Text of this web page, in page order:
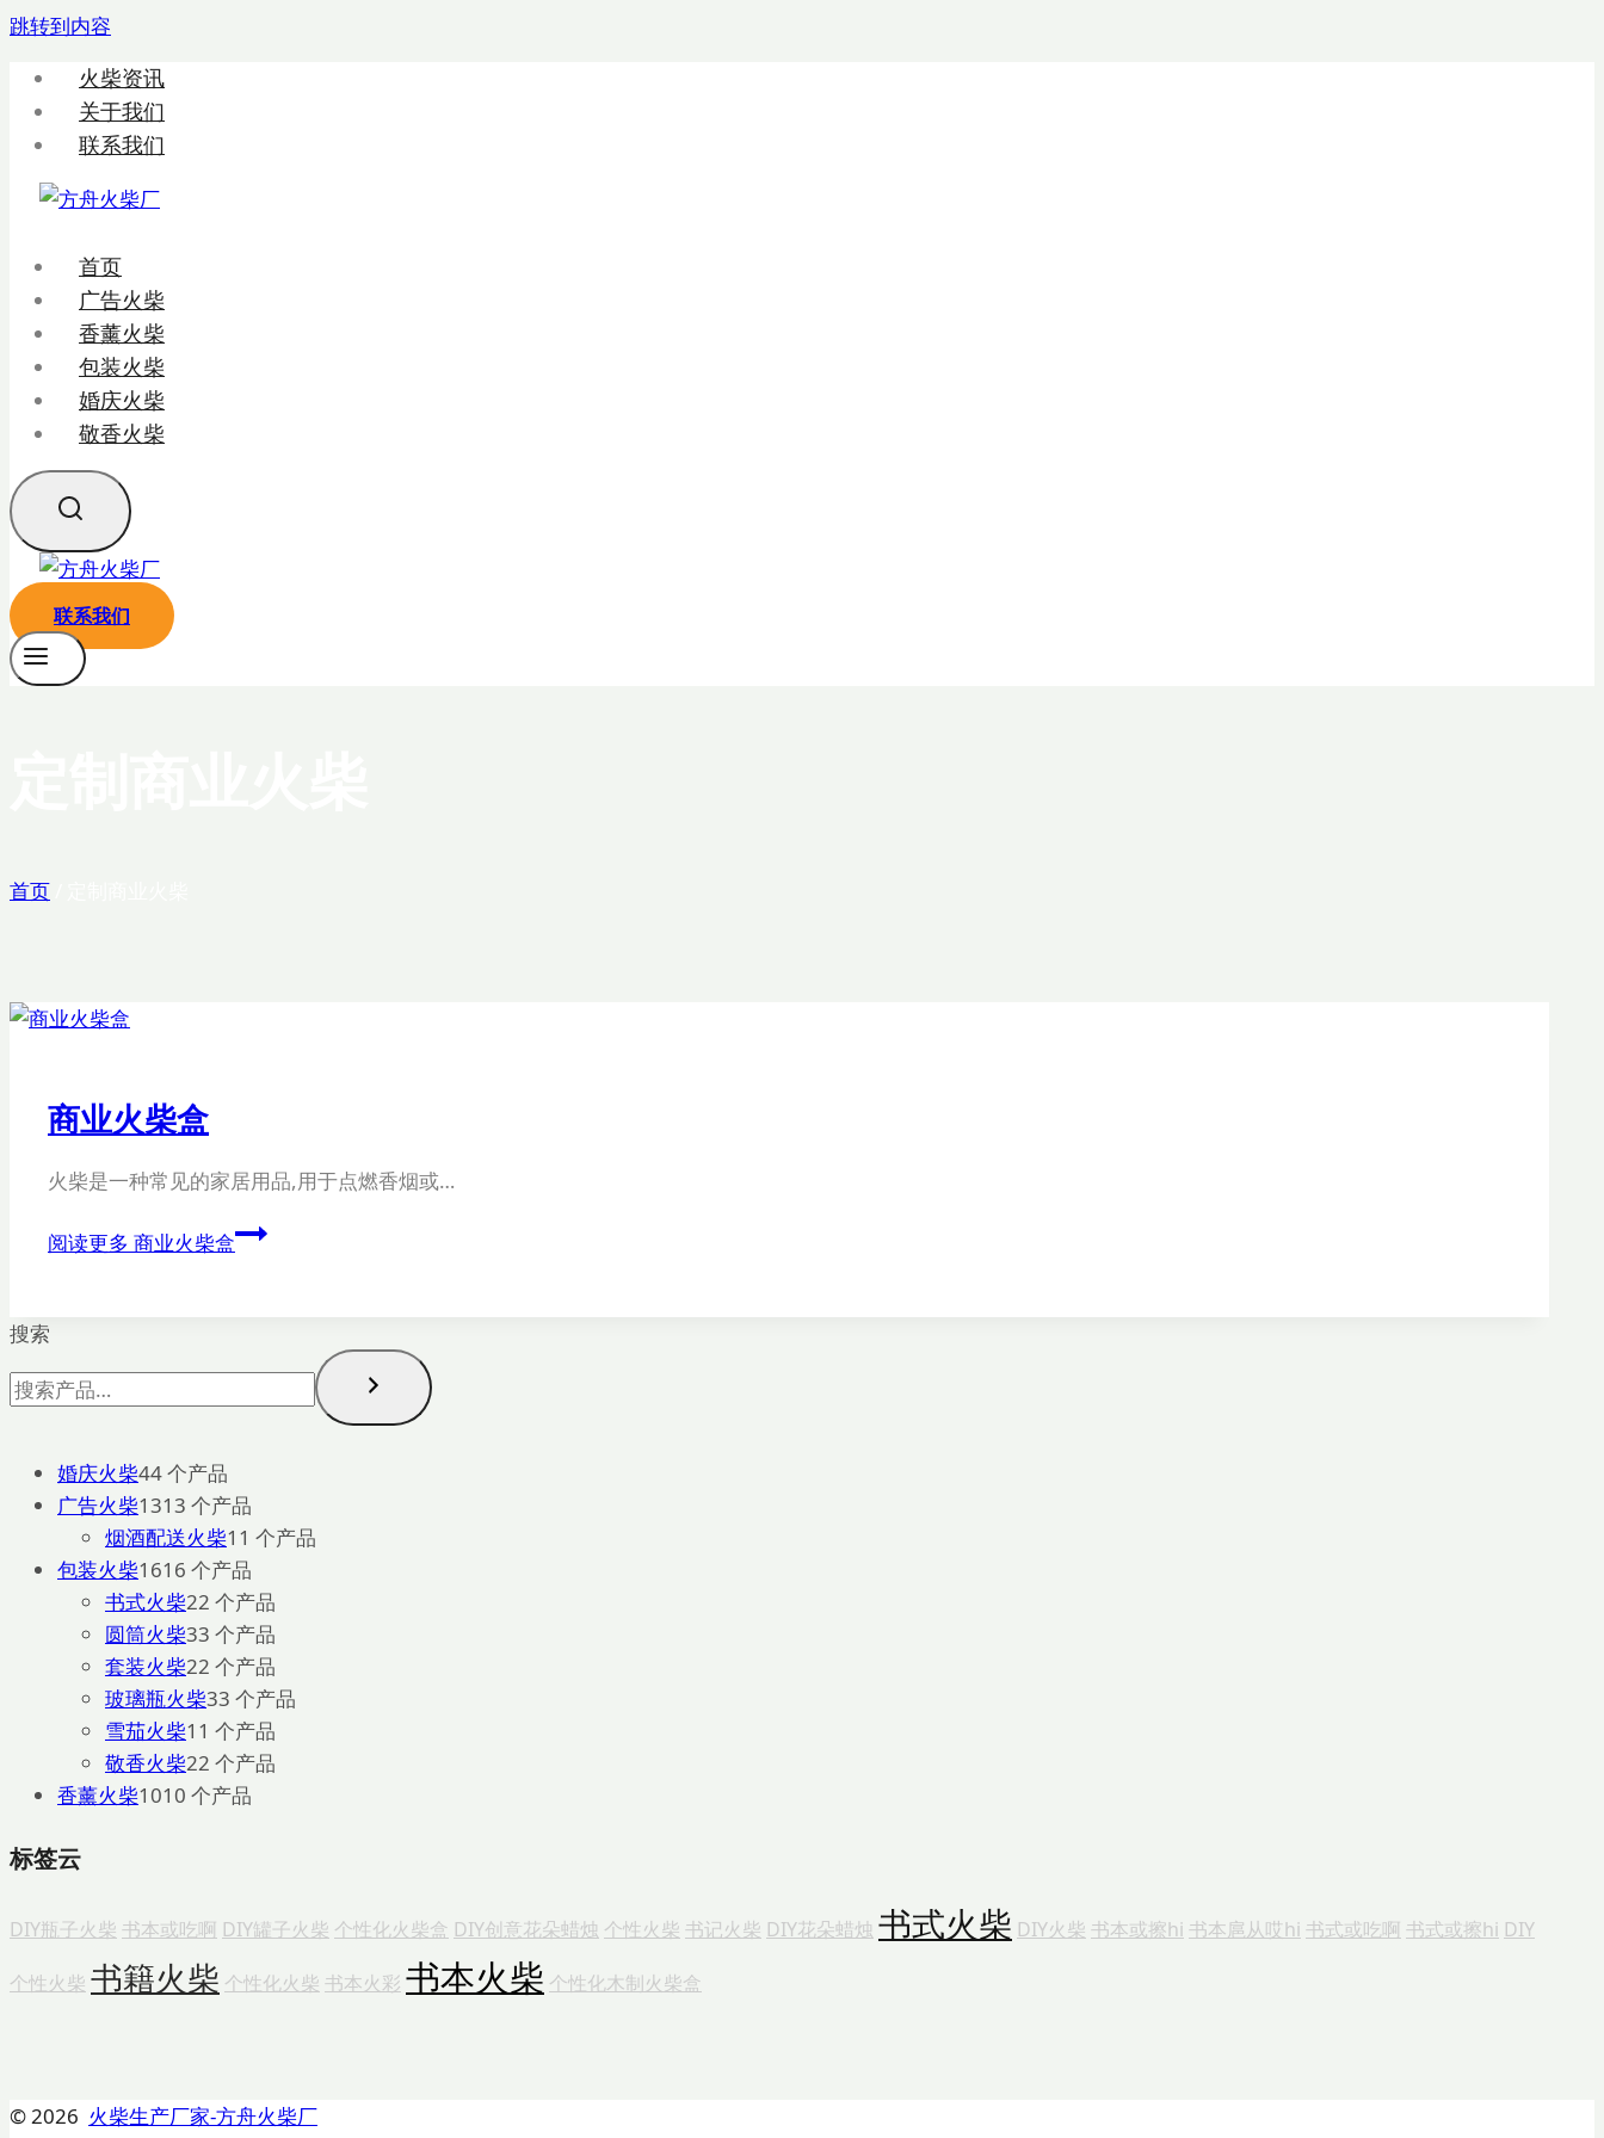
跳转到内容
火柴资讯
关于我们
联系我们
首页
广告火柴
香薰火柴
包装火柴
婚庆火柴
敬香火柴
联系我们
首页
商业火柴盒
火柴是一种常见的家居用品,用于点燃香烟或…
阅读更多 商业火柴盒
搜索
婚庆火柴44 个产品
广告火柴1313 个产品
烟酒配送火柴1 1 个产品
包装火柴1616 个产品
书式火柴22 个产品
圆筒火柴33 个产品
套装火柴22 个产品
玻璃瓶火柴33 个产品
雪茄火柴1 1 个产品
敬香火柴22 个产品
香薰火柴1010 个产品
标签云
DIY瓶子火柴 书本或吃啊 DIY罐子火柴 个性化火柴盒 DIY创意花朵蜡烛 个性火柴 书记火柴 DIY花朵蜡烛 书式火柴 DIY火柴 书本或擦hi 书本扈从哎hi 书式或吃啊 书式或擦hi DIY
个性火柴 书籍火柴 个性化火柴 书本火彩 书本火柴 个性化木制火柴盒
© 2026 火柴生产厂家-方舟火柴厂